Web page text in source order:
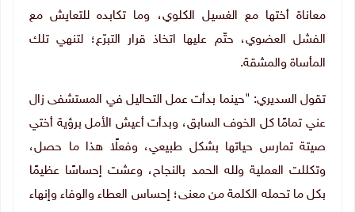
معاناة أختها مع الغسيل الكلوي، وما تكابده للتعايش مع
الفشل العضوي، حتّم عليها اتخاذ قرار التبرّع؛ لتنهي تلك
المأساة والمشقة.
تقول السديري: "حينما بدأت عمل التحاليل في المستشفى زال
عني تمامًا كل الخوف السابق، وبدأت أعيش الأمل برؤية أختي
صيتة تمارس حياتها بشكل طبيعي، وفعلًا هذا ما حصل،
وتكللت العملية ولله الحمد بالنجاح، وعشت إحساسًا عظيمًا
بكل ما تحمله الكلمة من معنى؛ إحساس العطاء والوفاء وإنهاء